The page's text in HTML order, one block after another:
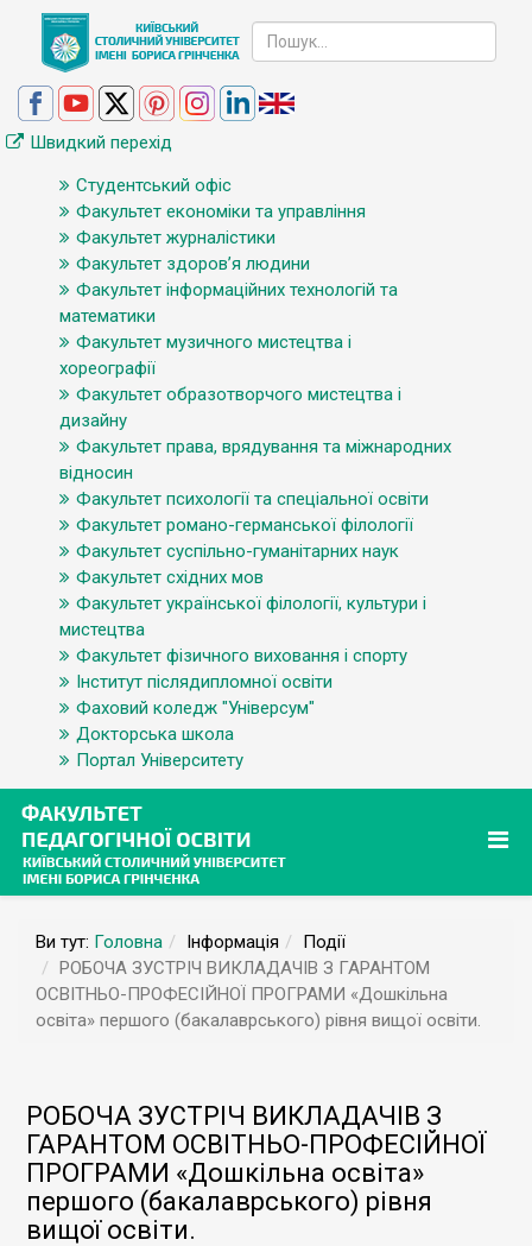
Швидкий перехід
Студентський офіс
Факультет економіки та управління
Факультет журналістики
Факультет здоров’я людини
Факультет інформаційних технологій та
математики
Факультет музичного мистецтва і
хореографії
Факультет образотворчого мистецтва і
дизайну
Факультет права, врядування та міжнародних
відносин
Факультет психології та спеціальної освіти
Факультет романо-германської філології
Факультет суспільно-гуманітарних наук
Факультет східних мов
Факультет української філології, культури і
мистецтва
Факультет фізичного виховання і спорту
Інститут післядипломної освіти
Фаховий коледж "Універсум"
Докторська школа
Портал Університету
Ви тут: Головна Інформація
Події
РОБОЧА ЗУСТРІЧ ВИКЛАДАЧІВ З ГАРАНТОМ
ОСВІТНЬО-ПРОФЕСІЙНОЇ ПРОГРАМИ «Дошкільна
освіта» першого (бакалаврського) рівня вищої освіти.
РОБОЧА ЗУСТРІЧ ВИКЛАДАЧІВ З
ГАРАНТОМ ОСВІТНЬО-ПРОФЕСІЙНОЇ
ПРОГРАМИ «Дошкільна освіта»
першого (бакалаврського) рівня
вищої освіти.